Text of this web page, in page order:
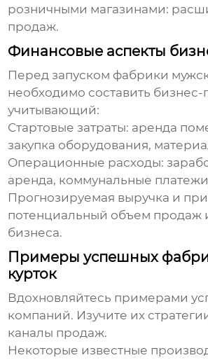
розничными магазинами:
продаж.
Финансовые аспекты
Перед запуском фабрики
необходимо составить бизнес-
учитывающий:
Стартовые затраты: аренда
закупка оборудования,
Операционные расходы:
аренда, коммунальные
Прогнозируемая выручка и
потенциальный объем продаж
бизнеса.
Примеры успешных
курток
Вдохновляйтесь примерами
компаний. Изучите их
каналы продаж.
Некоторые известные